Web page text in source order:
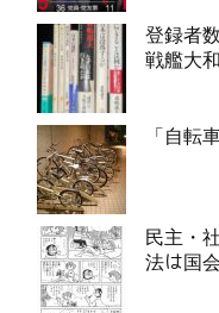
登録者
戦艦大
「自転
民主・
法は国